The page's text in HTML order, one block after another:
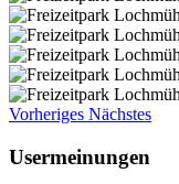
Vorheriges Nächstes
Usermeinungen